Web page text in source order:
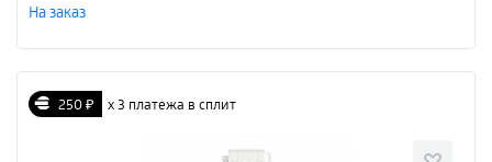
На заказ
250 ₽ х 3 платежа в сплит